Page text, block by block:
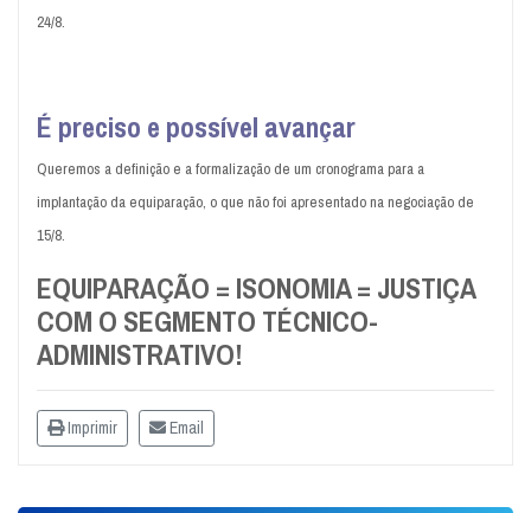
24/8.
É preciso e possível avançar
Queremos a definição e a formalização de um cronograma para a
implantação da equiparação, o que não foi apresentado na negociação de
15/8.
EQUIPARAÇÃO = ISONOMIA = JUSTIÇA
COM O SEGMENTO TÉCNICO-
ADMINISTRATIVO!
Imprimir Email